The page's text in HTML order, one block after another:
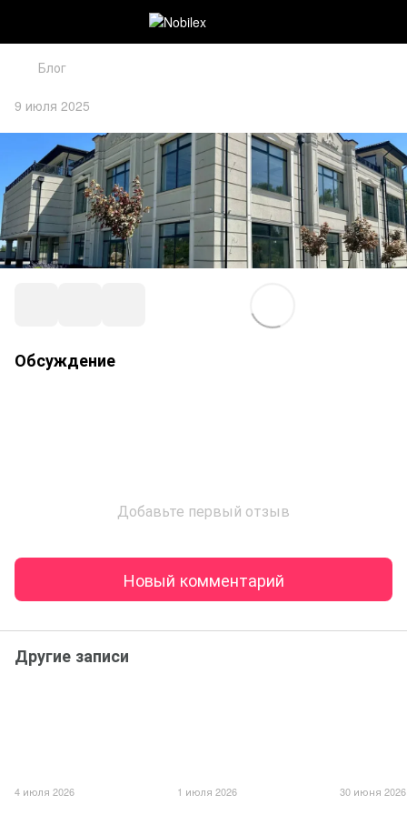
Блог
9 июля 2025
Обсуждение
Добавьте первый отзыв
Новый комментарий
Другие записи
4 июля 2026 1 июля 2026 30 июня 2026